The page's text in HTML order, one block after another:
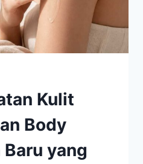
Kulit
Body
Baru yang